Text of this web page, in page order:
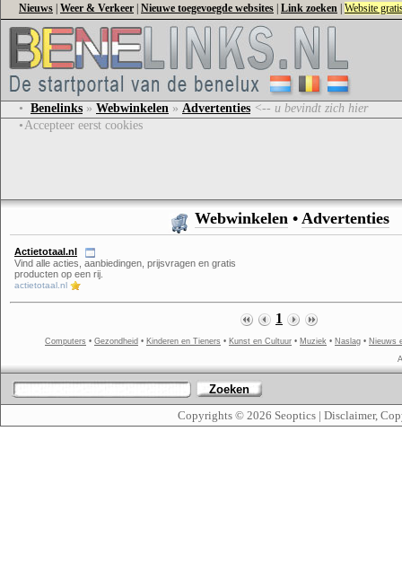
Nieuws Weer & Verkeer Nieuwe toegevoegde websites Link zoeken Website
• Benelinks » Webwinkelen » Advertenties <-- u bevindt zich hier
•Accepteer eerst cookies
Webwinkelen • Advertenties
Actietotaal.nl
Vind alle acties, aanbiedingen, prijsvragen en gratis
producten op een rij.
actietotaal.nl
1
Computers • Gezondheid • Kinderen en Tieners • Kunst en Cultuur • Muziek • Naslag • Nieuws
Zoeken
Copyrights © 2026 Seoptics | Disclaimer,